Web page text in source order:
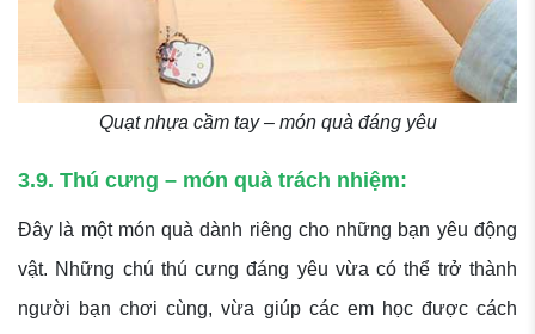
Quạt nhựa cầm tay – món quà đáng yêu
3.9. Thú cưng – món quà trách nhiệm:
Đây là một món quà dành riêng cho những bạn yêu động
vật. Những chú thú cưng đáng yêu vừa có thể trở thành
người bạn chơi cùng, vừa giúp các em học được cách